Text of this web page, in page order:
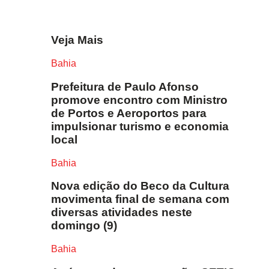
Veja Mais
Bahia
Prefeitura de Paulo Afonso
promove encontro com Ministro
de Portos e Aeroportos para
impulsionar turismo e economia
local
Bahia
Nova edição do Beco da Cultura
movimenta final de semana com
diversas atividades neste
domingo (9)
Bahia